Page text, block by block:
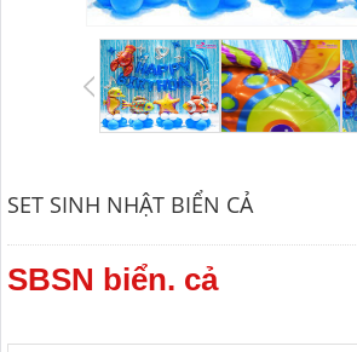
SET SINH NHẬT BIỂN CẢ
SBSN biển. cả